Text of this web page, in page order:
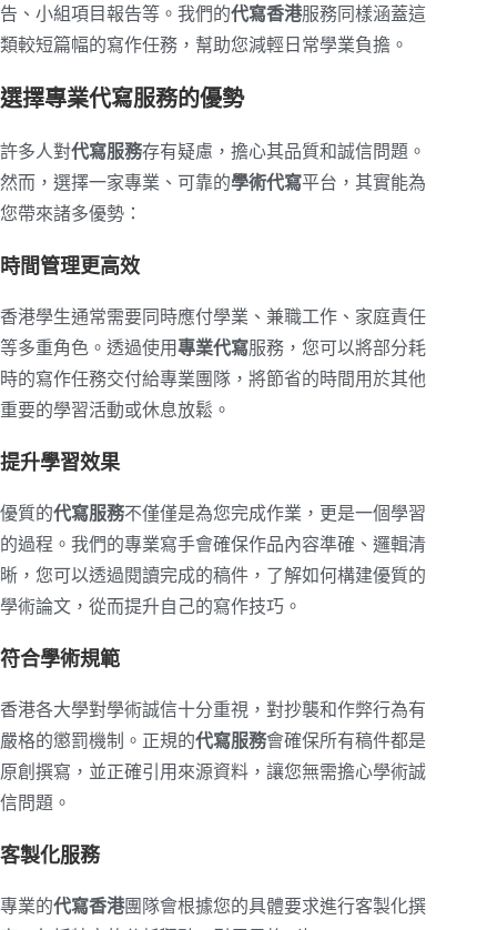
告、小組項目報告等。我們的代寫香港服務同樣涵蓋這
類較短篇幅的寫作任務，幫助您減輕日常學業負擔。
選擇專業代寫服務的優勢
許多人對代寫服務存有疑慮，擔心其品質和誠信問題。
然而，選擇一家專業、可靠的學術代寫平台，其實能為
您帶來諸多優勢：
時間管理更高效
香港學生通常需要同時應付學業、兼職工作、家庭責任
等多重角色。透過使用專業代寫服務，您可以將部分耗
時的寫作任務交付給專業團隊，將節省的時間用於其他
重要的學習活動或休息放鬆。
提升學習效果
優質的代寫服務不僅僅是為您完成作業，更是一個學習
的過程。我們的專業寫手會確保作品內容準確、邏輯清
晰，您可以透過閱讀完成的稿件，了解如何構建優質的
學術論文，從而提升自己的寫作技巧。
符合學術規範
香港各大學對學術誠信十分重視，對抄襲和作弊行為有
嚴格的懲罰機制。正規的代寫服務會確保所有稿件都是
原創撰寫，並正確引用來源資料，讓您無需擔心學術誠
信問題。
客製化服務
專業的代寫香港團隊會根據您的具體要求進行客製化撰